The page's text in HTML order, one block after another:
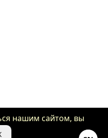
нашим сайтом, вы
на использование